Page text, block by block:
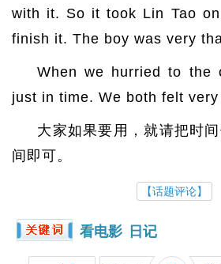
with it. So it took Lin Tao
finish it. The boy was very
When we hurried to the
just in time. We both felt very
大家如果要用，就请把时
间即可。
【话题评论】
看电影 日记